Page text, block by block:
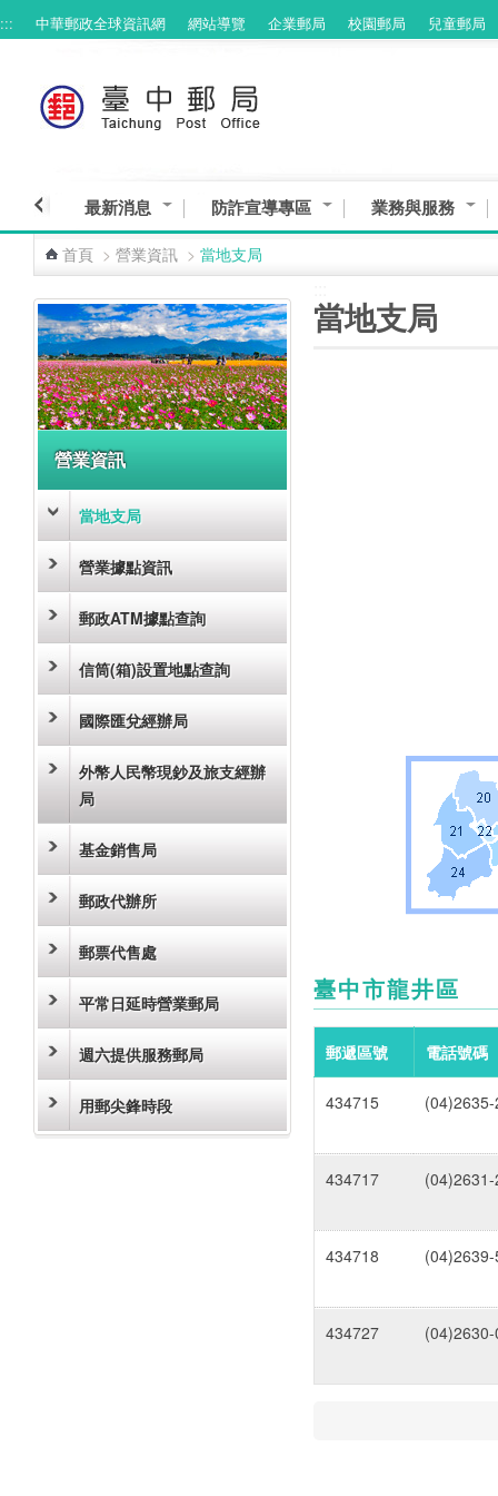
跳到主要內容區塊
::: 中華郵政全球資訊網 網站導覽 企業郵局 校園郵局 兒童郵局
最新消息 防詐宣導專區 業務與服務
首頁 > 營業資訊 > 當地支局
營業資訊
當地支局
營業據點資訊
郵政ATM據點查詢
信筒(箱)設置地點查詢
國際匯兌經辦局
外幣人民幣現鈔及旅支經辦
局
基金銷售局
郵政代辦所
郵票代售處
平常日延時營業郵局
週六提供服務郵局
用郵尖鋒時段
當地支局
臺中市龍井區
郵遞區號 電話號碼
434715
434717
434718
434727